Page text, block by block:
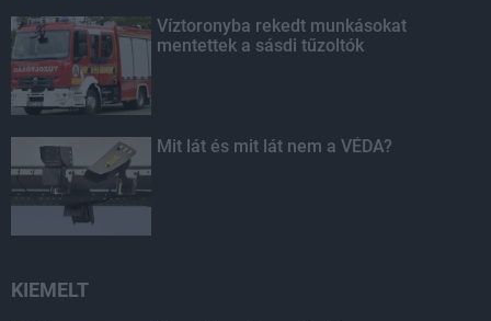
Víztoronyba rekedt munkásokat
mentettek a sásdi tűzoltók
Mit lát és mit lát nem a VÉDA?
KIEMELT